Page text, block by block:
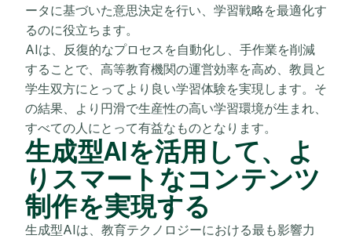
ータに基づいた意思決定を行い、学習戦略を最適化す
るのに役立ちます。
AIは、反復的なプロセスを自動化し、手作業を削減
することで、高等教育機関の運営効率を高め、教員と
学生双方にとってより良い学習体験を実現します。そ
の結果、より円滑で生産性の高い学習環境が生まれ、
すべての人にとって有益なものとなります。
生成型AIを活用して、よ
りスマートなコンテンツ
制作を実現する
生成型AIは、教育テクノロジーにおける最も影響力